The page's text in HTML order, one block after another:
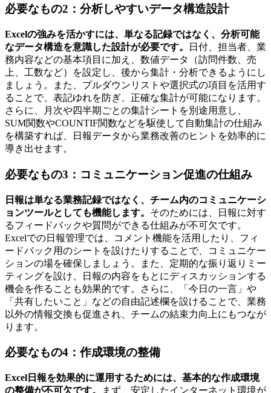
必要なもの2：分析しやすいデータ構造設計
Excelの強みを活かすには、単なる記録ではなく、分析可能
なデータ構造を意識した設計が必要です。
日付、担当者、業
務内容などの基本項目に加え、数値データ（訪問件数、売
上、工数など）を設定し、後から集計・分析できるようにし
ましょう。また、プルダウンリストや選択式の項目を活用す
ることで、表記ゆれを防ぎ、正確な集計が可能になります。
さらに、月次や四半期ごとの集計シートを別途用意し、
SUM関数やCOUNTIF関数などを駆使して自動集計の仕組み
を構築すれば、日報データから業務改善のヒントを効率的に
導き出せます。
必要なもの3：コミュニケーション促進の仕組み
日報は単なる業務記録ではなく、チーム内のコミュニケーシ
ョンツールとしても機能します。 そのためには、日報に対す
るフィードバックや質問ができる仕組みが不可欠です。
Excelでの日報管理では、コメント機能を活用したり、フィ
ードバック用のシートを設けたりすることで、コミュニケー
ションの場を確保しましょう。また、定期的な振り返りミー
ティングを設け、日報の内容をもとにディスカッションする
機会を作ることも効果的です。さらに、「今日の一言」や
「共有したいこと」などの自由記述欄を設けることで、業務
以外の情報交換も促進され、チームの結束力向上にもつなが
ります。
必要なもの4：作成環境の整備
Excel日報を効果的に運用するためには、基本的な作成環境
の整備が不可欠です。
まず、安定したインターネット環境が